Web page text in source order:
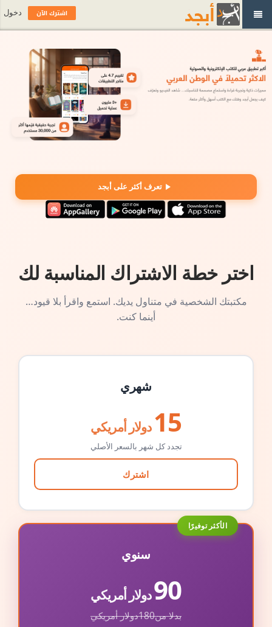
تعرف أكثر على أبجد
اختر خطة الاشتراك المناسبة لك
مكتبتك الشخصية في متناول يديك. استمع واقرأ بلا قيود…
أينما كنت.
شهري
15 دولار أمريكي
تجدد كل شهر بالسعر الأصلي
اشترك
الأكثر توفيرًا
سنوي
90دولار أمريكي
بدلا من180دولار أمريكي
اشترك الآن دخول